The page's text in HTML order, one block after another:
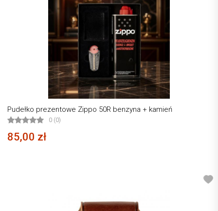
Pudełko prezentowe Zippo 50R benzyna + kamień
0 (0)
85,00 zł